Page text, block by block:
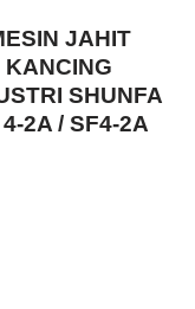
JAHIT
KANCING
SHUNFA
2A / SF4-2A